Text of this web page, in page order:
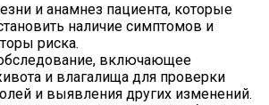
и анамнез пациента, которые
наличие симптомов и
риска.
включающее
и влагалища для проверки
и выявления других изменений.